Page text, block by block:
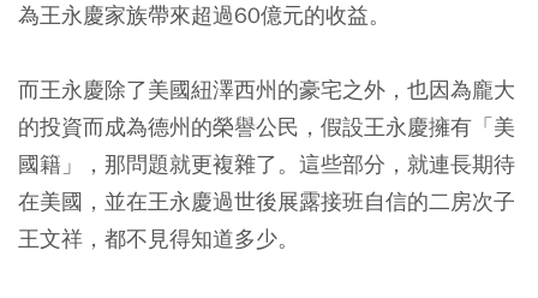
為王永慶家族帶來超過60億元的收益。
而王永慶除了美國紐澤西州的豪宅之外，也因為龐大
的投資而成為德州的榮譽公民，假設王永慶擁有「美
國籍」，那問題就更複雜了。這些部分，就連長期待
在美國，並在王永慶過世後展露接班自信的二房次子
王文祥，都不見得知道多少。